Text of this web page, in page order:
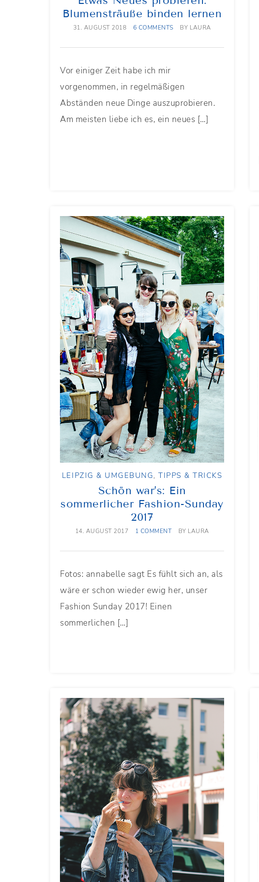
Blumensträuße binden lernen
31. AUGUST 2018 6 COMMENTS BY LAURA
Vor einiger Zeit habe ich mir
vorgenommen, in regelmäßigen
Abständen neue Dinge auszuprobieren.
Am meisten liebe ich es, ein neues […]
LEIPZIG & UMGEBUNG,TIPPS & TRICKS
Schön war’s: Ein
sommerlicher Fashion-Sunday
2017
14. AUGUST 2017 1 COMMENT BY LAURA
Fotos: annabelle sagt Es fühlt sich an, als
wäre er schon wieder ewig her, unser
Fashion Sunday 2017! Einen
sommerlichen […]